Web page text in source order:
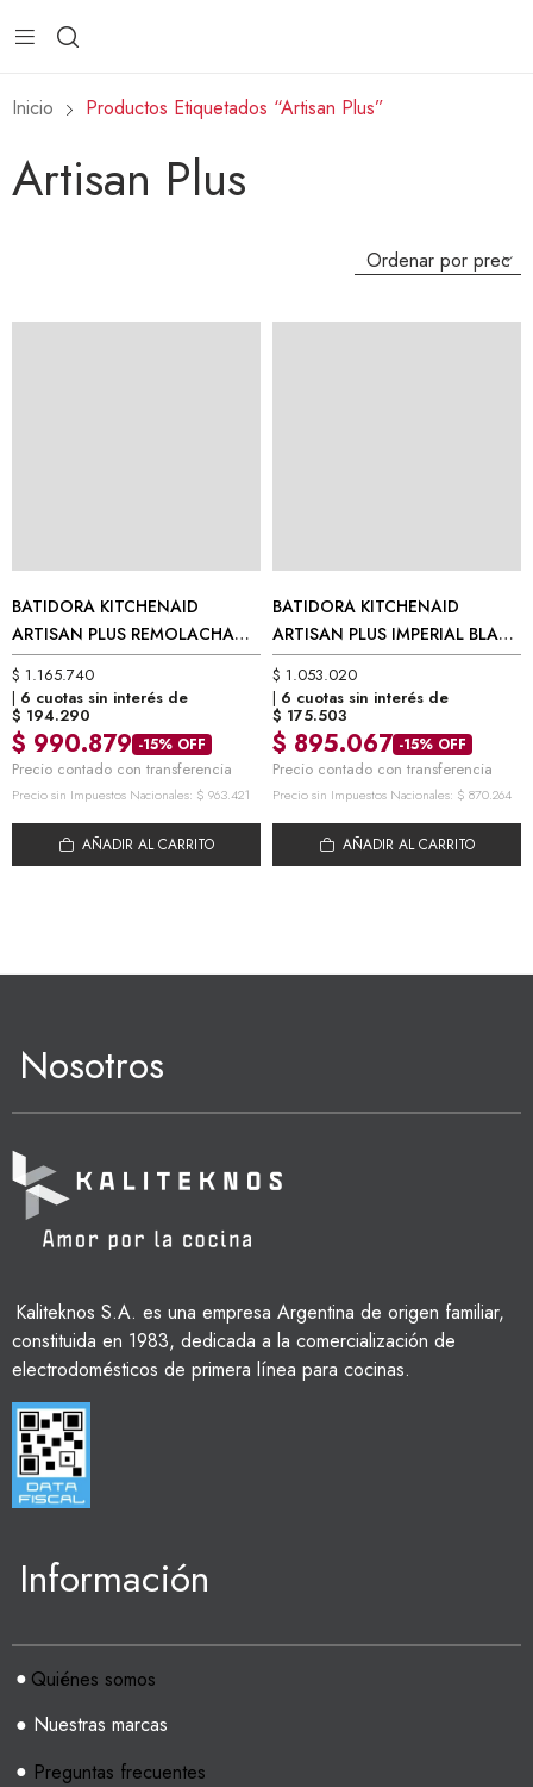
Inicio Productos Etiquetados “Artisan Plus”
Artisan Plus
BATIDORA KITCHENAID
ARTISAN PLUS REMOLACHA
4,8 LITROS
$ 1.165.740
Precio sin Impuestos Nacionales: $ 963.421
6 cuotas sin interés de
$ 194.290
$ 990.879 -15% OFF
Precio contado con transferencia
AÑADIR AL CARRITO
BATIDORA KITCHENAID
ARTISAN PLUS IMPERIAL BLACK
4,8 LITROS
$ 1.053.020
Precio sin Impuestos Nacionales: $ 870.264
6 cuotas sin interés de
$ 175.503
$ 895.067 -15% OFF
Precio contado con transferencia
AÑADIR AL CARRITO
Nosotros
Kaliteknos S.A. es una empresa Argentina de origen familiar,
constituida en 1983, dedicada a la comercialización de
electrodomésticos de primera línea para cocinas.
Información
● Quiénes somos
● Nuestras marcas
● Preguntas frecuentes